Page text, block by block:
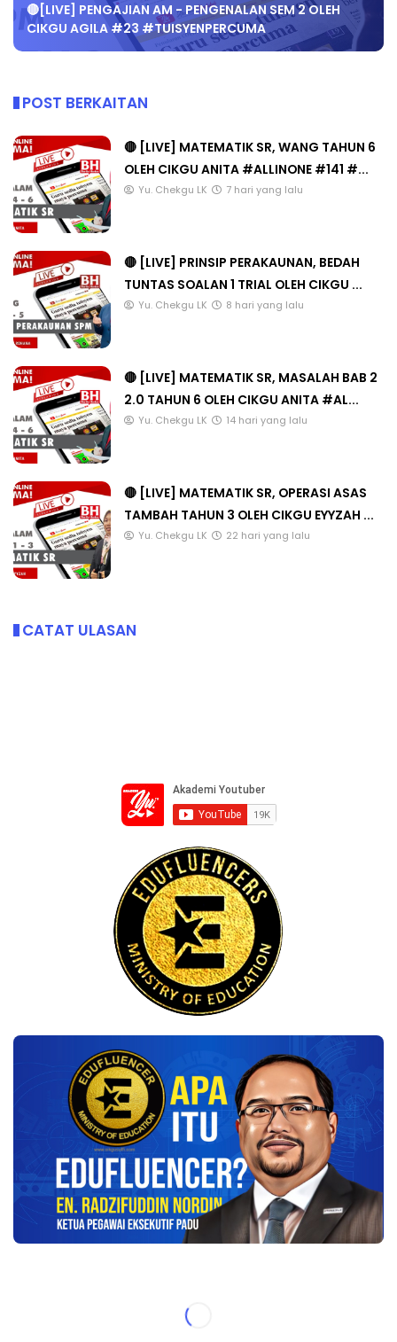
🔴[LIVE] PENGAJIAN AM - PENGENALAN SEM 2 OLEH
CIKGU AGILA #23 #TUISYENPERCUMA
POST BERKAITAN
🔴 [LIVE] MATEMATIK SR, WANG TAHUN 6
OLEH CIKGU ANITA #ALLINONE #141 #...
Yu. Chekgu LK 7 hari yang lalu
🔴 [LIVE] PRINSIP PERAKAUNAN, BEDAH
TUNTAS SOALAN 1 TRIAL OLEH CIKGU ...
Yu. Chekgu LK 8 hari yang lalu
🔴 [LIVE] MATEMATIK SR, MASALAH BAB 2
2.0 TAHUN 6 OLEH CIKGU ANITA #AL...
Yu. Chekgu LK 14 hari yang lalu
🔴 [LIVE] MATEMATIK SR, OPERASI ASAS
TAMBAH TAHUN 3 OLEH CIKGU EYYZAH ...
Yu. Chekgu LK 22 hari yang lalu
CATAT ULASAN